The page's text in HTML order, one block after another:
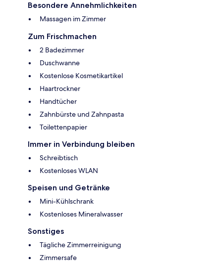
Besondere Annehmlichkeiten
Massagen im Zimmer
Zum Frischmachen
2 Badezimmer
Duschwanne
Kostenlose Kosmetikartikel
Haartrockner
Handtücher
Zahnbürste und Zahnpasta
Toilettenpapier
Immer in Verbindung bleiben
Schreibtisch
Kostenloses WLAN
Speisen und Getränke
Mini-Kühlschrank
Kostenloses Mineralwasser
Sonstiges
Tägliche Zimmerreinigung
Zimmersafe